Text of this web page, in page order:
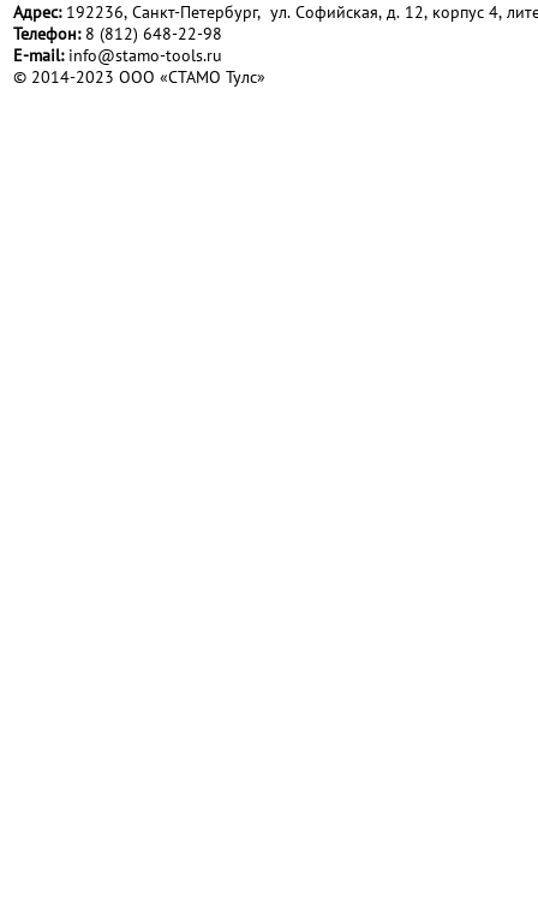
Адрес:192236, Санкт-Петербург, ул. Софийская, д. 12, корпус 4,
Телефон:8 (812) 648-22-98
Е-mail: info@stamo-tools.ru
© 2014-2023 ООО «СТАМО Тулс»